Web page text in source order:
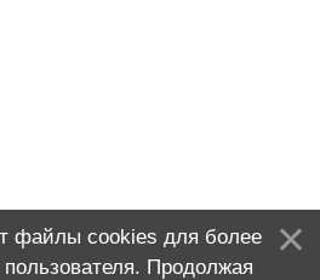
файлы cookies для более
Продолжая